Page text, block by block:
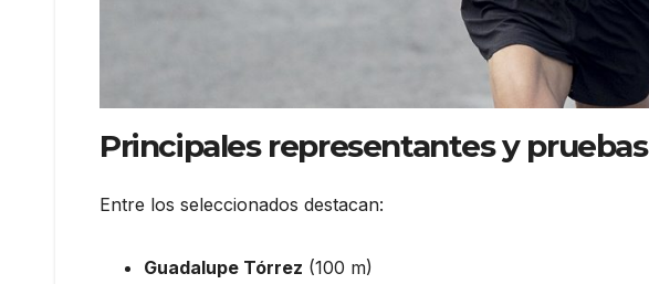
Principales representantes y pruebas
Entre los seleccionados destacan:
Guadalupe Tórrez (100 m)